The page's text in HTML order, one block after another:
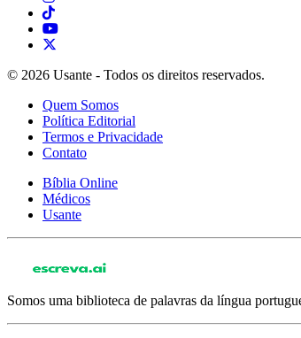
© 2026 Usante - Todos os direitos reservados.
Quem Somos
Política Editorial
Termos e Privacidade
Contato
Bíblia Online
Médicos
Usante
Somos uma biblioteca de palavras da língua